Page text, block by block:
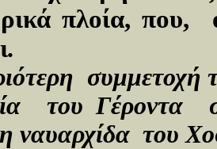
πλοία, που,
.
συμμετοχή
του Γέροντα
ναυαρχίδα του